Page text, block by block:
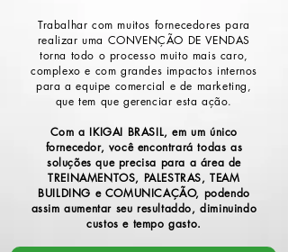
Trabalhar com muitos fornecedores para
realizar uma CONVENÇÃO DE VENDAS
torna todo o processo muito mais caro,
complexo e com grandes impactos internos
para a equipe comercial e de marketing,
que tem que gerenciar esta ação.
Com a IKIGAI BRASIL, em um único
fornecedor, você encontrará todas as
soluções que precisa para a área de
TREINAMENTOS, PALESTRAS, TEAM
BUILDING e COMUNICAÇÃO, podendo
assim aumentar seu resultaddo, diminuindo
custos e tempo gasto.